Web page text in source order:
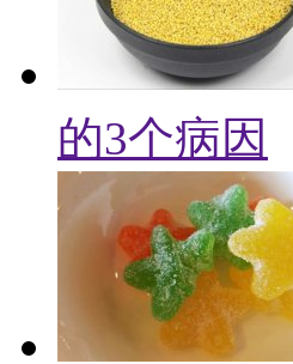
的3个病因